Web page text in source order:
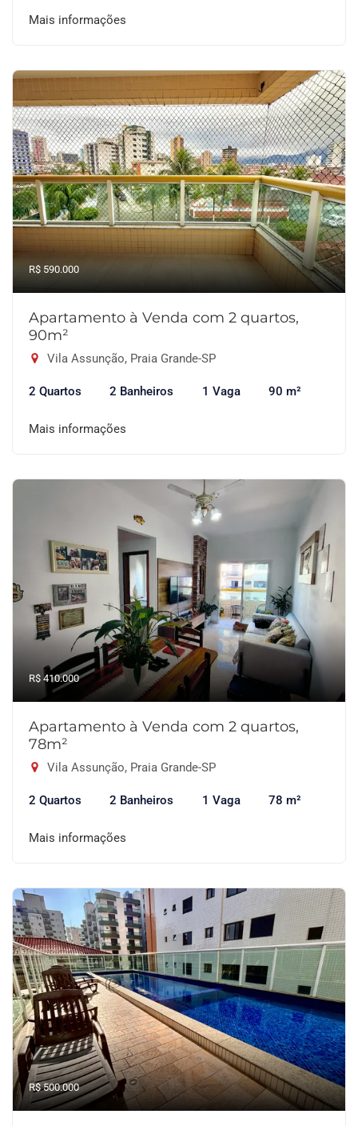
Mais informações
R$ 590.000
Apartamento à Venda com 2 quartos,
90m²
Vila Assunção, Praia Grande-SP
2 Quartos 2 Banheiros 1 Vaga 90 m²
Mais informações
R$ 410.000
Apartamento à Venda com 2 quartos,
78m²
Vila Assunção, Praia Grande-SP
2 Quartos 2 Banheiros 1 Vaga 78 m²
Mais informações
R$ 500.000